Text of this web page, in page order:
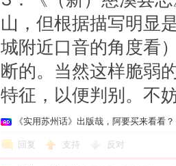
山，但根据描写明显
城附近口音的角度看
断的。当然这样脆弱
特征，以便判别。不
《实用苏州话》出版哉，阿要买来看看？
回复 支持 反对